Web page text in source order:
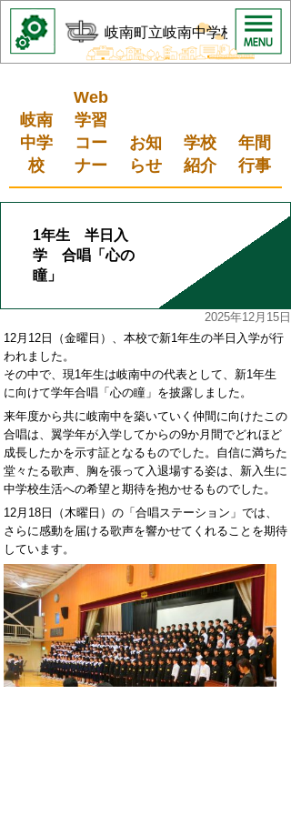
岐南町立岐南中学校
岐南
中学
校
Web
学習
コー
ナー
お知
らせ
学校
紹介
年間
行事
1年生 半日入
学 合唱「心の
瞳」
2025年12月15日
12月12日（金曜日）、本校で新1年生の半日入学が行
われました。
その中で、現1年生は岐南中の代表として、新1年生
に向けて学年合唱「心の瞳」を披露しました。
来年度から共に岐南中を築いていく仲間に向けたこの
合唱は、翼学年が入学してからの9か月間でどれほど
成長したかを示す証となるものでした。自信に満ちた
堂々たる歌声、胸を張って入退場する姿は、新入生に
中学校生活への希望と期待を抱かせるものでした。
12月18日（木曜日）の「合唱ステーション」では、
さらに感動を届ける歌声を響かせてくれることを期待
しています。